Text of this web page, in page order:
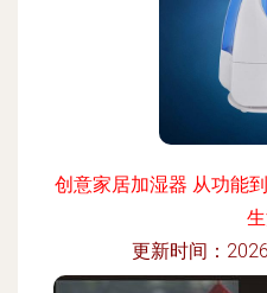
创意家居加湿器 从功能
更新时间：